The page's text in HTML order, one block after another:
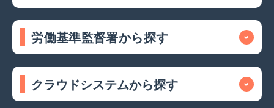
労働基準監督署から探す
クラウドシステムから探す